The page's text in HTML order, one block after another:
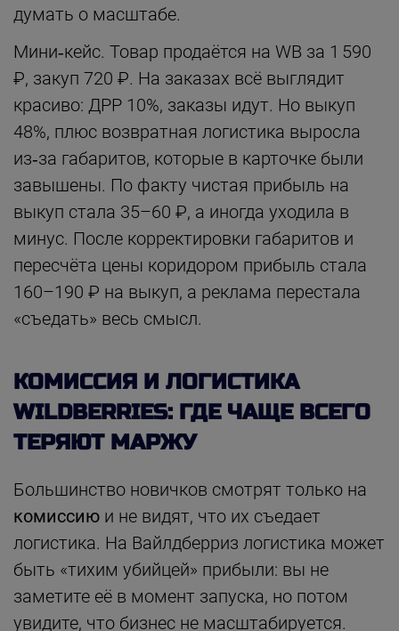
думать о масштабе.
Мини‑кейс. Товар продаётся на WB за 1 590
₽, закуп 720 ₽. На заказах всё выглядит
красиво: ДРР 10%, заказы идут. Но выкуп
48%, плюс возвратная логистика выросла
из‑за габаритов, которые в карточке были
завышены. По факту чистая прибыль на
выкуп стала 35–60 ₽, а иногда уходила в
минус. После корректировки габаритов и
пересчёта цены коридором прибыль стала
160–190 ₽ на выкуп, а реклама перестала
«съедать» весь смысл.
КОМИССИЯ И ЛОГИСТИКА
WILDBERRIES: ГДЕ ЧАЩЕ ВСЕГО
ТЕРЯЮТ МАРЖУ
Большинство новичков смотрят только на
комиссию и не видят, что их съедает
логистика. На Вайлдберриз логистика может
быть «тихим убийцей» прибыли: вы не
заметите её в момент запуска, но потом
увидите, что бизнес не масштабируется.